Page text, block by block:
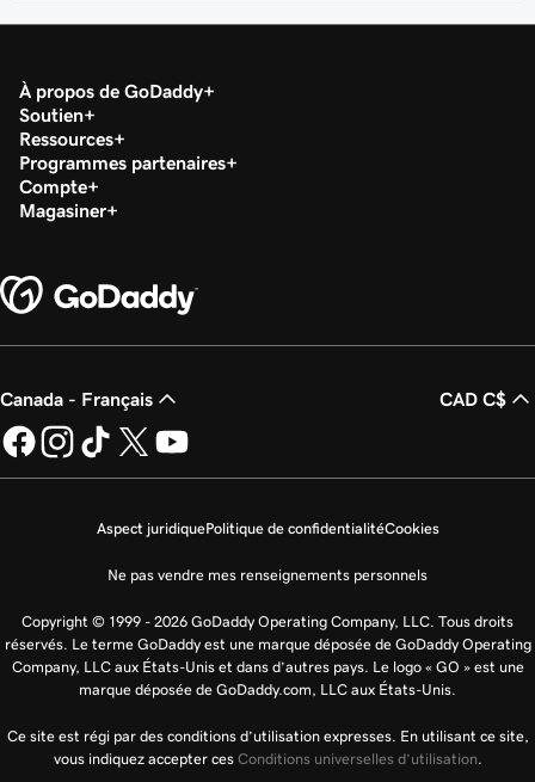
À propos de GoDaddy
Soutien
Ressources
Programmes partenaires
Compte
Magasiner
Canada - Français CAD C$
Aspect juridiquePolitique de confidentialitéCookies
Ne pas vendre mes renseignements personnels
Copyright © 1999 - 2026 GoDaddy Operating Company, LLC. Tous droits
réservés. Le terme GoDaddy est une marque déposée de GoDaddy Operating
Company, LLC aux États-Unis et dans d’autres pays. Le logo « GO » est une
marque déposée de GoDaddy.com, LLC aux États-Unis.
Ce site est régi par des conditions d’utilisation expresses. En utilisant ce site,
vous indiquez accepter ces Conditions universelles d’utilisation.